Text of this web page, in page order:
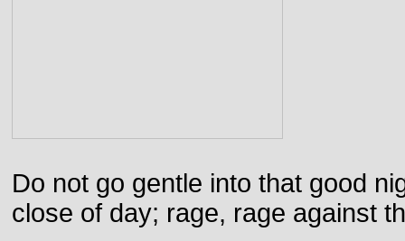
Do not go gentle into that good
close of day; rage, rage against